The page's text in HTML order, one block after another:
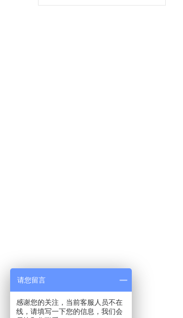
请您留言
感谢您的关注，当前客服人员不在
线，请填写一下您的信息，我们会